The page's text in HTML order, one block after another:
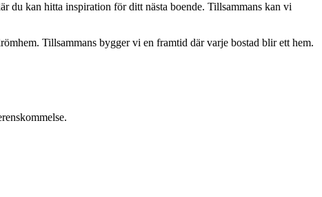
du kan hitta inspiration för ditt nästa boende. Tillsammans kan vi
Tillsammans bygger vi en framtid där varje bostad blir ett hem.